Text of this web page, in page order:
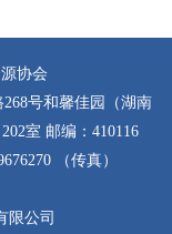
协会
号和馨佳园（湖南
室 邮编：410116
（传真）
限公司